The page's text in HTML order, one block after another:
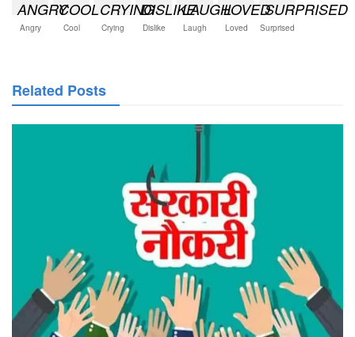
Angry Cool Crying Dislike Laugh Loved Surprised
Related Posts